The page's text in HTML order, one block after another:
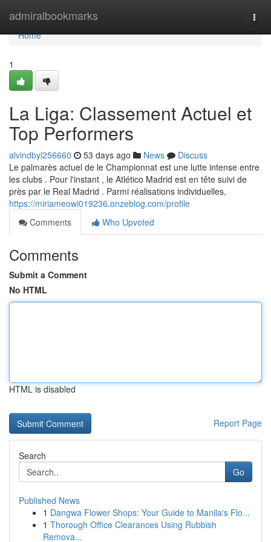
admiralbookmarks
Home
Home
1
La Liga: Classement Actuel et
Top Performers
alvindbyl256660 53 days ago News
Discuss
Le palmarès actuel de le Championnat est une lutte intense entre
les clubs . Pour l'instant , le Atlético Madrid est en tête suivi de
près par le Real Madrid . Parmi réalisations individuelles,
https://miriameowi019236.onzeblog.com/profile
Comments
Who Upvoted
Comments
Submit a Comment
No HTML
HTML is disabled
Report Page
Search
Go
Published News
1 Dangwa Flower Shops: Your Guide to Manila's Flo...
1 Thorough Office Clearances Using Rubbish
Remova...